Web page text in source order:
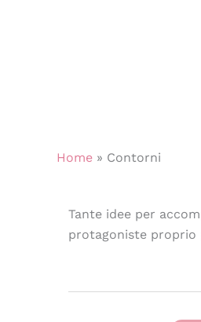
Home » Contorni
Tante idee per
protagoniste proprio